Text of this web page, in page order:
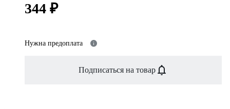
344 ₽
Нужна предоплата
Подписаться на товар